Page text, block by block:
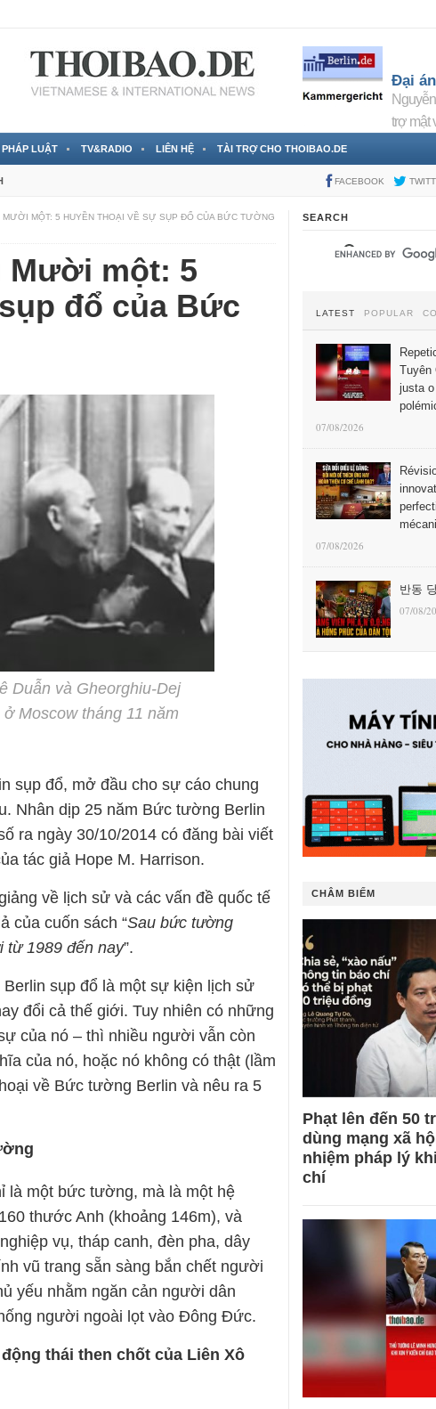
Đại
trợ mật
PHÁP LUẬT TV&RADIO LIÊN HỆ TÀI TRỢ CHO THOIBAO.DE
FACEBOOK
MƯỜI MỘT: 5 HUYỀN THOẠI VỀ SỰ SỤP ĐỔ CỦA BỨC TƯỜNG
Mười một: 5
đổ của Bức
Duẫn và Gheorghiu-Dej
Moscow tháng 11 năm
sụp đổ, mở đầu cho sự cáo chung
Nhân dịp 25 năm Bức tường Berlin
ra ngày 30/10/2014 có đăng bài viết
tác giả Hope M. Harrison.
về lịch sử và các vấn đề quốc tế
của cuốn sách “Sau bức tường
từ 1989 đến nay”.
sụp đổ là một sự kiện lịch sử
đổi cả thế giới. Tuy nhiên có những
của nó – thì nhiều người vẫn còn
của nó, hoặc nó không có thật (lầm
về Bức tường Berlin và nêu ra 5
là một bức tường, mà là một hệ
thước Anh (khoảng 146m), và
vụ, tháp canh, đèn pha, dây
vũ trang sẵn sàng bắn chết người
yếu nhằm ngăn cản người dân
người ngoài lọt vào Đông Đức.
thái then chốt của Liên Xô
SEARCH
LATEST POPULAR
Tuyên
justa
07/08/2026
07/08/2026
반동
07/08/
CHÂM BIẾM
Phạt lên đến 50
dùng mạng xã
nhiệm pháp lý
chí